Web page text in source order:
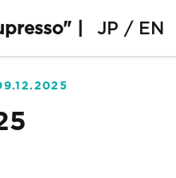
| JP EN